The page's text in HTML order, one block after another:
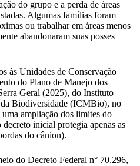
do grupo e a perda de áreas
Algumas famílias foram
ou trabalhar em áreas menos
abandonaram suas posses
às Unidades de Conservação
do Plano de Manejo dos
Geral (2025), do Instituto
Biodiversidade (ICMBio), no
ampliação dos limites do
inicial protegia apenas as
do cânion).
do Decreto Federal n° 70.296,